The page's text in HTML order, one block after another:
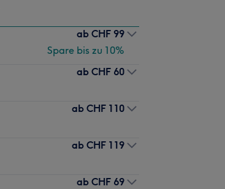
ab CHF 99
Spare bis zu 10%
ab CHF 60
ab CHF 110
ab CHF 119
ab CHF 69